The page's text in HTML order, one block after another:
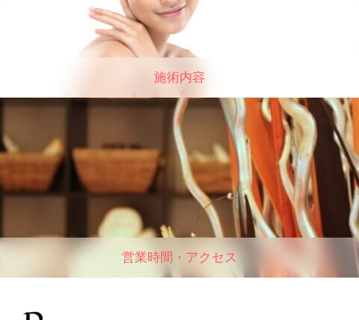
施術内容
営業時間・アクセス